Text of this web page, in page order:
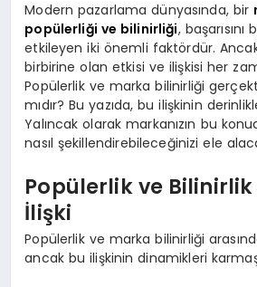
Modern pazarlama dünyasında, bir
popülerliği ve bilinirliği,
etkileyen iki önemli faktördür.
birbirine olan etkisi ve ilişkisi her
Popülerlik ve marka bilinirliği
mıdır? Bu yazıda, bu ilişkinin
Yalıncak olarak markanızın bu
nasıl şekillendirebileceğinizi ele
Popülerlik ve
İlişki
Popülerlik ve marka bilinirliği
ancak bu ilişkinin dinamikleri